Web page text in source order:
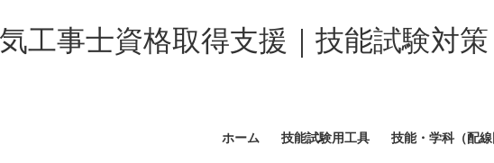
工事士資格取得支援｜技能試験対
ホーム 技能試験用工具 技能・学科（配